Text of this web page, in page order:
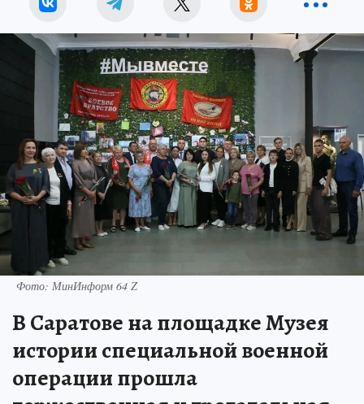
Фото: МинИнформ 64 Z
В Саратове на площадке Музея
истории специальной военной
операции прошла